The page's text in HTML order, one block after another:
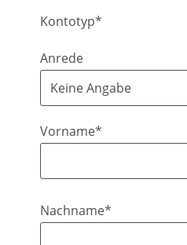
Kontotyp*
Anrede
Vorname*
Nachname*